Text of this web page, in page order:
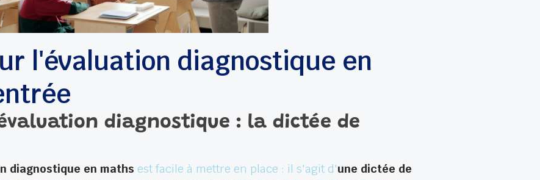
l'évaluation diagnostique en
diagnostique : la dictée de
diagnostique en maths est facile à mettre en place : il s'agit d'une dictée de